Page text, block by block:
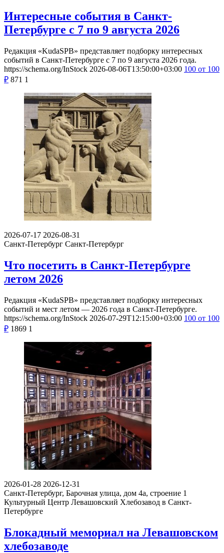
Интересные события в Санкт-
Петербурге с 7 по 9 августа 2026
Редакция «KudaSPB» представляет подборку интересных
событий в Санкт-Петербурге с 7 по 9 августа 2026 года.
https://schema.org/InStock 2026-08-06T13:50:00+03:00 100 от 100
₽ 871 1
2026-07-17 2026-08-31
Санкт-Петербург Санкт-Петербург
Что посетить в Санкт-Петербурге
летом 2026
Редакция «KudaSPB» представляет подборку интересных
событий и мест летом — 2026 года в Санкт-Петербурге.
https://schema.org/InStock 2026-07-29T12:15:00+03:00 100 от 100
₽ 1869 1
2026-01-28 2026-12-31
Санкт-Петербург, Барочная улица, дом 4а, строение 1
Культурный Центр Левашовский Хлебозавод в Санкт-
Петербурге
Блокадный мемориал на Левашовском
хлебозаводе